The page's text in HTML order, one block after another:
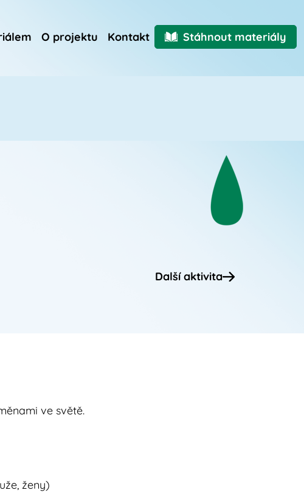
O projektu Kontakt Stáhnout materiály
Další aktivita
ve světě.
ženy)